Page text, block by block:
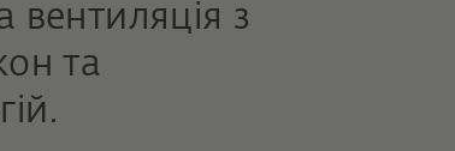
вентиляція з
та